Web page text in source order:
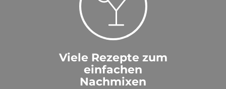
Viele Rezepte zum
einfachen
Nachmixen